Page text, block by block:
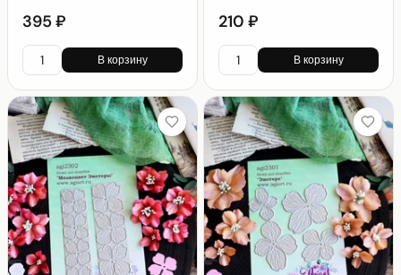
395 ₽
В корзину
210 ₽
В корзину